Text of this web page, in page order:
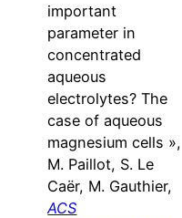
important
parameter in
concentrated
aqueous
electrolytes? The
case of aqueous
magnesium cells »,
M. Paillot, S. Le
Caër, M. Gauthier,
ACS